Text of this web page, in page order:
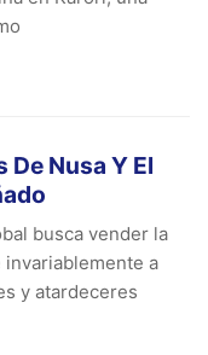
Nusa Y El
busca vender la
a
y atardeceres